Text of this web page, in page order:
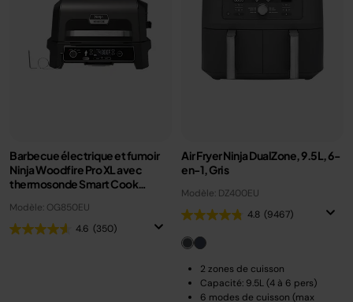
Barbecue électrique et fumoir
Ninja Woodfire Pro XL avec
thermosonde Smart Cook
Modèle: OG850EU
4.6 (350)
Air Fryer Ninja DualZone, 9.5L, 6-
en-1, Gris
Modèle: DZ400EU
4.8 (9467)
2 zones de cuisson
Capacité: 9.5L (4 à 6 pers)
6 modes de cuisson (max